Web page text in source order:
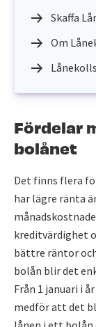
Skaffa
Om
Fördelar
bolånet
Det finns flera
har lägre ränta
kreditvärdighet
bättre räntor
bolån blir det
Från 1 januari i
medför att det